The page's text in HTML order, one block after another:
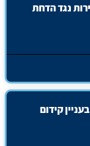
נגד הדחת
קידום